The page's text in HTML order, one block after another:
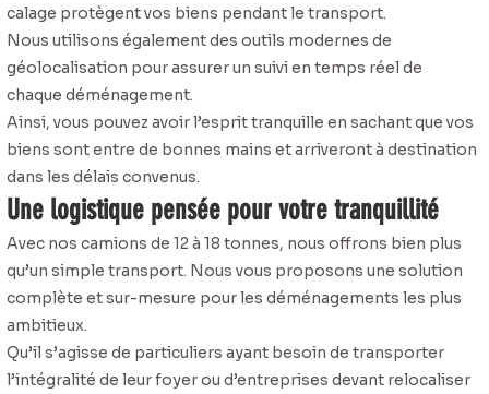
calage protègent vos biens pendant le transport.
Nous utilisons également des outils modernes de
géolocalisation pour assurer un suivi en temps réel de
chaque déménagement.
Ainsi, vous pouvez avoir l’esprit tranquille en sachant que vos
biens sont entre de bonnes mains et arriveront à destination
dans les délais convenus.
Une logistique pensée pour votre tranquillité
Avec nos camions de 12 à 18 tonnes, nous offrons bien plus
qu’un simple transport. Nous vous proposons une solution
complète et sur-mesure pour les déménagements les plus
ambitieux.
Qu’il s’agisse de particuliers ayant besoin de transporter
l’intégralité de leur foyer ou d’entreprises devant relocaliser